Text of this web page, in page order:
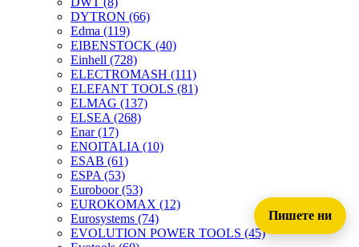
DYTRON (66)
Edma (119)
EIBENSTOCK (40)
Einhell (728)
ELECTROMASH (111)
ELEFANT TOOLS (81)
ELMAG (137)
ELSEA (268)
Enar(17)
ENOITALIA (10)
ESAB (61)
ESPA (53)
Euroboor(53)
EUROKOMAX (12)
Eurosystems (74)
EVOLUTION POWER TOOLS (45)
Пишете ни